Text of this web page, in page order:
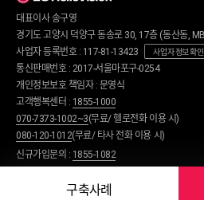
에너지
에너지솔루션 컨설팅
공공솔루션
지능형교통시스템
기업통신
메시징
대표번호서비스
헬
대표이사 송구영
경기도 고양시 덕양구 동송로 30, 17층 (동산동,
사업자 등록번호 : 117-81-13423
사업자 정보 확인
통신판매번호 : 2017-서울마포구-0254
개인정보보호 책임자 : 문영식
고객행복센터 : 1855-1000
070-7373-1002~3(무료/ 헬로전화 이용 시)
080-120-1012(무료/ 타사 전화 이용 시)
신규가입문의 : 1855-1082
Copyright © 2020 LG HelloVision All rights
구축사례